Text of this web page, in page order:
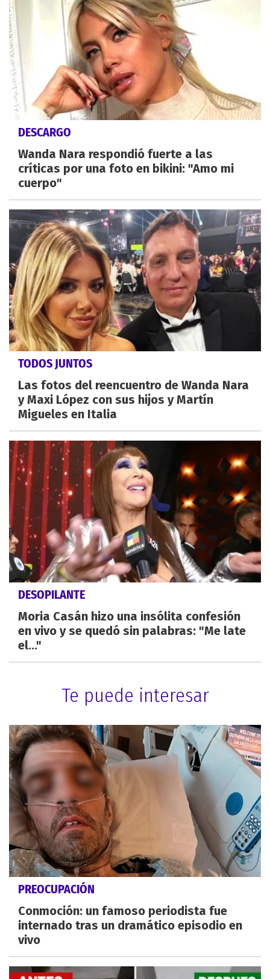
DESCARGO
Wanda Nara respondió fuerte a las
críticas por una foto en bikini: "Amo mi
cuerpo"
TODOS JUNTOS
Las fotos del reencuentro de Wanda Nara
y Maxi López con sus hijos y Martín
Migueles en Italia
DESOPILANTE
Moria Casán hizo una insólita confesión
en vivo y se quedó sin palabras: "Me late
el..."
Te puede interesar
PREOCUPACIÓN
Conmoción: un famoso periodista fue
internado tras un dramático episodio en
vivo